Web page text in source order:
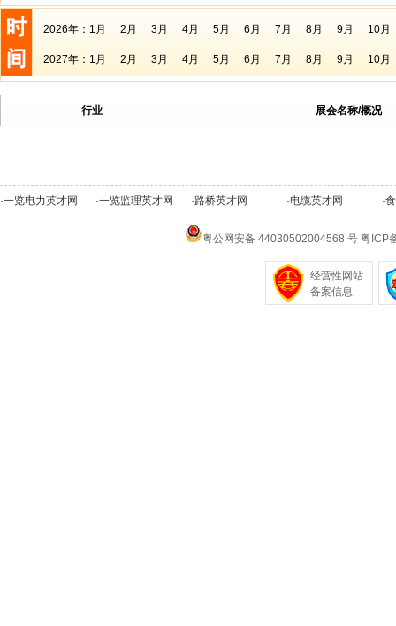
2026年： 1月 2月 3月 4月 5月 6月 7月 8月 9月 10月
2027年： 1月 2月 3月 4月 5月 6月 7月 8月 9月 10月
行业 展会名称/概况
·一览电力英才网 ·一览监理英才网 ·路桥英才网 ·电缆英才网 ·
粤公网安备 44030502004568 号 粤ICP
经营性网站
备案信息